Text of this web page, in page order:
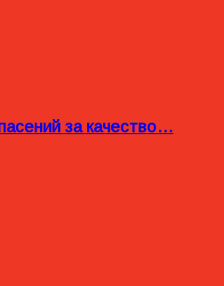
за качество…